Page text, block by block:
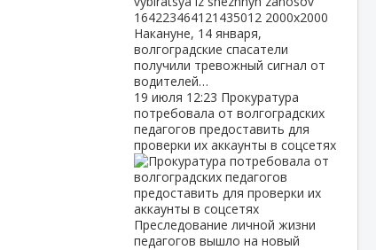
Накануне, 14 января,
волгоградские спасатели
получили тревожный сигнал от
водителей…
19 июля 12:23 Прокуратура
потребовала от волгоградских
педагогов предоставить для
проверки их аккаунты в соцсетях
Преследование личной жизни
педагогов вышло на новый